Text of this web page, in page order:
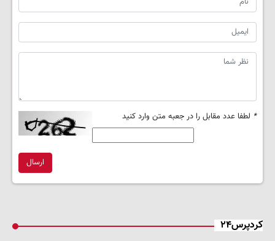
* لطفا عدد مقابل را در جعبه متن وارد کنید
ارسال
کردپرس۲۴